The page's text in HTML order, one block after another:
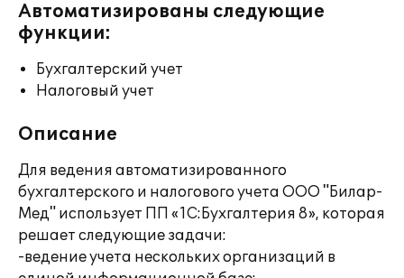
Автоматизированы следующие
функции:
Бухгалтерский учет
Налоговый учет
Описание
Для ведения автоматизированного
бухгалтерского и налогового учета ООО "Билар-
Мед" использует ПП «1С:Бухгалтерия 8», которая
решает следующие задачи:
-ведение учета нескольких организаций в